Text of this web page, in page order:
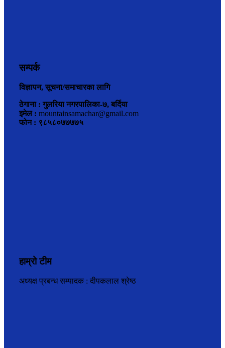
सम्पर्क
विज्ञापन, सूचना/समाचारका लागि
ठेगाना : गुलरिया नगरपालिका-७, बर्दिया
इमेल : mountainsamachar@gmail.com
फोन : ९८५८०७७७७५
हाम्रो टीम
अध्यक्ष प्रबन्ध सम्पादक : दीपकलाल श्रेष्ठ